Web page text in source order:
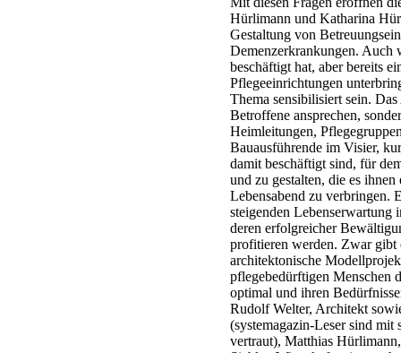
Hürlimann und Katharina
Gestaltung von
Demenzerkrankungen. Auch
beschäftigt hat, aber bereits
Pflegeeinrichtungen
Thema sensibilisiert sein.
Betroffene ansprechen,
Heimleitungen,
Bauausführende im Visier,
damit beschäftigt sind, für
und zu gestalten, die es
Lebensabend zu verbringen.
steigenden Lebenserwartung
deren erfolgreicher
profitieren werden. Zwar gibt
architektonische
pflegebedürftigen Menschen
optimal und ihren
Rudolf Welter, Architekt
(systemagazin-Leser sind mit
vertraut), Matthias